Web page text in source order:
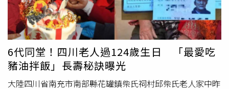
宋偉恩（右）。（圖／桂田文化藝術基金會、桂田文創提
供）單身3年的嚴藝文也自認「有色無膽」，只敢純欣賞，
她對擇偶條件沒有太多設限，但個子180公分以上的男生特
別加分，「不知道為什麼，我猜是這個年紀，希望有人可以
依靠，我這輩子一直當給予者，很想有一個人偶爾陪我、肩
膀可以借躺一下」。如果遇到「對的人」，她也不介意另一
半是年上或年下，「現在有就不錯了，小10幾歲也OK，只
6代同堂！四川老人過124歲生日 「最愛吃
豬油拌飯」長壽秘訣曝光
大陸四川省南充市南部縣花罐鎮柴氏祠村邱柴氏老人家中昨